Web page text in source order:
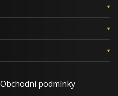
Obchodní podmínky